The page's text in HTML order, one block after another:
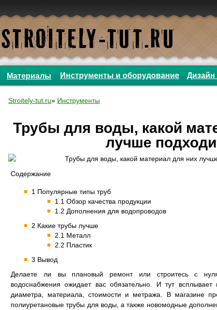
Материалы Инструменты и оборудование Дизайн
Stroitely-tut.ru» Инструменты
Трубы для воды, какой
лучше
Содержание
1 Популярные типы труб
1.1 Обзор качества продукции
1.2 Дополнения для водопроводов
2 Какие трубы лучше
2.1 Металл
2.2 Пластик
3 Вывод
Делаете ли вы плановый ремонт или строитесь с
водоснабжения ожидает вас обязательно. И тут
диаметра, материала, стоимости и метража. В магазине
полиуретановые трубы для воды, а также новомодные